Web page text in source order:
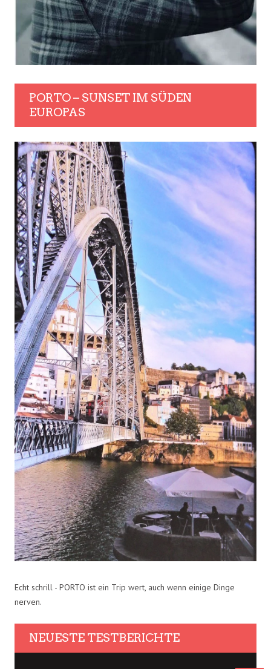
PORTO – SUNSET IM SÜDEN
EUROPAS
Echt schrill - PORTO ist ein Trip wert, auch wenn einige Dinge
nerven.
NEUESTE TESTBERICHTE